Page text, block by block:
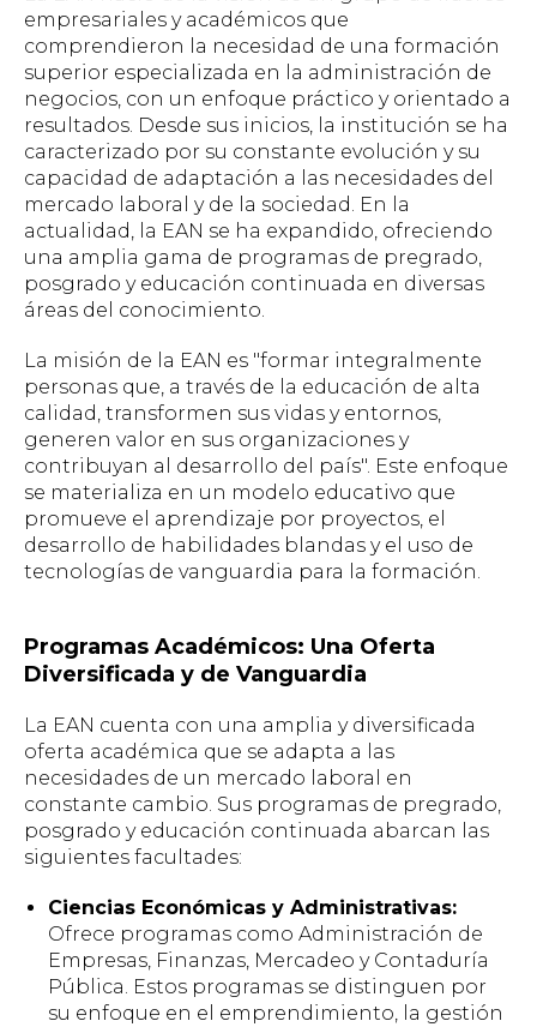
empresariales y académicos que
comprendieron la necesidad de una formación
superior especializada en la administración de
negocios, con un enfoque práctico y orientado a
resultados. Desde sus inicios, la institución se ha
caracterizado por su constante evolución y su
capacidad de adaptación a las necesidades del
mercado laboral y de la sociedad. En la
actualidad, la EAN se ha expandido, ofreciendo
una amplia gama de programas de pregrado,
posgrado y educación continuada en diversas
áreas del conocimiento.
La misión de la EAN es "formar integralmente
personas que, a través de la educación de alta
calidad, transformen sus vidas y entornos,
generen valor en sus organizaciones y
contribuyan al desarrollo del país". Este enfoque
se materializa en un modelo educativo que
promueve el aprendizaje por proyectos, el
desarrollo de habilidades blandas y el uso de
tecnologías de vanguardia para la formación.
Programas Académicos: Una Oferta
Diversificada y de Vanguardia
La EAN cuenta con una amplia y diversificada
oferta académica que se adapta a las
necesidades de un mercado laboral en
constante cambio. Sus programas de pregrado,
posgrado y educación continuada abarcan las
siguientes facultades:
Ciencias Económicas y Administrativas:
Ofrece programas como Administración de
Empresas, Finanzas, Mercadeo y Contaduría
Pública. Estos programas se distinguen por
su enfoque en el emprendimiento, la gestión